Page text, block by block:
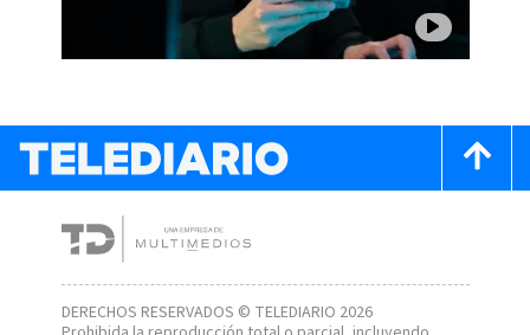
DERECHOS RESERVADOS © TELEDIARIO 2026